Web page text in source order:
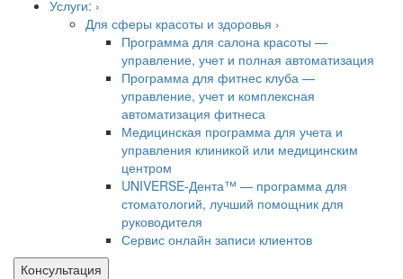
Услуги: ›
Для сферы красоты и здоровья ›
Программа для салона красоты —
управление, учет и полная автоматизация
Программа для фитнес клуба —
управление, учет и комплексная
автоматизация фитнеса
Медицинская программа для учета и
управления клиникой или медицинским
центром
UNIVERSE-Дента™ — программа для
стоматологий, лучший помощник для
руководителя
Сервис онлайн записи клиентов
Консультация